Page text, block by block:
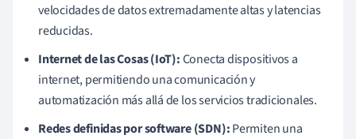
velocidades de datos extremadamente altas y latencias
reducidas.
Internet de las Cosas (IoT):Conecta dispositivos a
internet, permitiendo una comunicación y
automatización más allá de los servicios tradicionales.
Redes definidas por software (SDN):Permiten una